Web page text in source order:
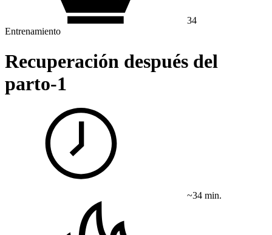
34
Entrenamiento
Recuperación después del
parto-1
~34 min.